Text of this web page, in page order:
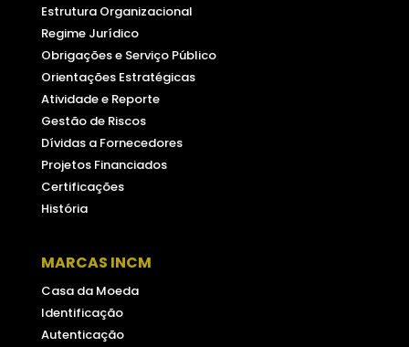
Estrutura Organizacional
Regime Jurídico
Obrigações e Serviço Público
Orientações Estratégicas
Atividade e Reporte
Gestão de Riscos
Dívidas a Fornecedores
Projetos Financiados
Certificações
História
MARCAS INCM
Casa da Moeda
Identificação
Autenticação